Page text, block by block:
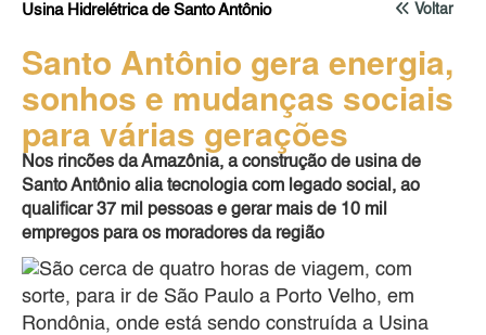
Voltar
Usina Hidrelétrica de Santo Antônio
Santo Antônio gera energia,
sonhos e mudanças sociais
para várias gerações
Nos rincões da Amazônia, a construção de usina de
Santo Antônio alia tecnologia com legado social, ao
qualificar 37 mil pessoas e gerar mais de 10 mil
empregos para os moradores da região
São cerca de quatro horas de viagem, com
sorte, para ir de São Paulo a Porto Velho, em
Rondônia, onde está sendo construída a Usina